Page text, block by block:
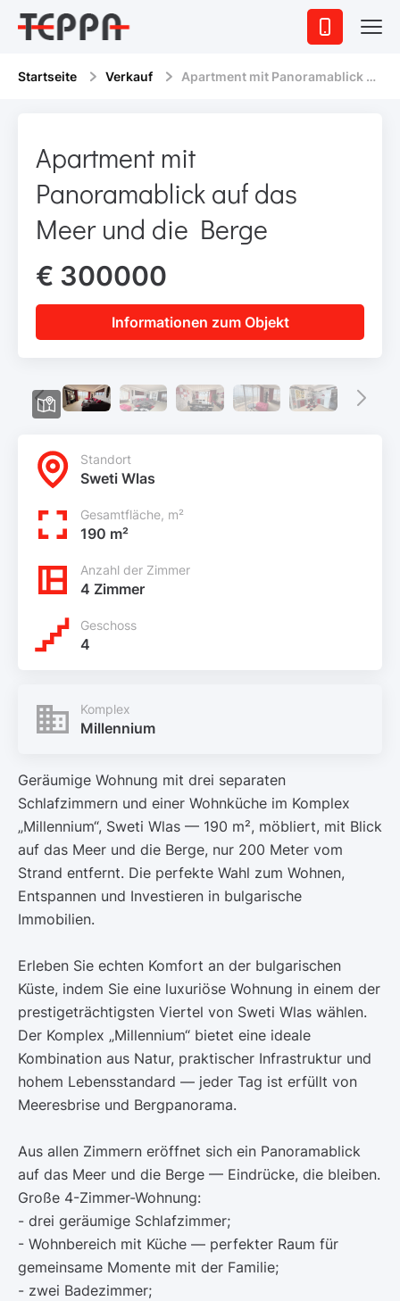
Startseite Verkauf Apartment mit Panoramablick auf das Meer und die Berge
Apartment mit
Panoramablick auf das
Meer und die Berge
€ 300000
Informationen zum Objekt
Standort
Sweti Wlas
Gesamtfläche, m²
190 m²
Anzahl der Zimmer
4 Zimmer
Geschoss
4
Komplex
Millennium
Geräumige Wohnung mit drei separaten
Schlafzimmern und einer Wohnküche im Komplex
„Millennium“, Sweti Wlas — 190 m², möbliert, mit Blick
auf das Meer und die Berge, nur 200 Meter vom
Strand entfernt. Die perfekte Wahl zum Wohnen,
Entspannen und Investieren in bulgarische
Immobilien.
Erleben Sie echten Komfort an der bulgarischen
Küste, indem Sie eine luxuriöse Wohnung in einem der
prestigeträchtigsten Viertel von Sweti Wlas wählen.
Der Komplex „Millennium“ bietet eine ideale
Kombination aus Natur, praktischer Infrastruktur und
hohem Lebensstandard — jeder Tag ist erfüllt von
Meeresbrise und Bergpanorama.
Aus allen Zimmern eröffnet sich ein Panoramablick
auf das Meer und die Berge — Eindrücke, die bleiben.
Große 4-Zimmer-Wohnung:
- drei geräumige Schlafzimmer;
- Wohnbereich mit Küche — perfekter Raum für
gemeinsame Momente mit der Familie;
- zwei Badezimmer;